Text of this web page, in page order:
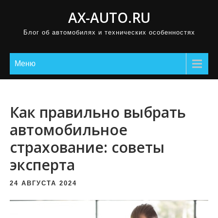
AX-AUTO.RU
Блог об автомобилях и технических особенностях
Меню
Как правильно выбрать
автомобильное
страхование: советы
эксперта
24 АВГУСТА 2024